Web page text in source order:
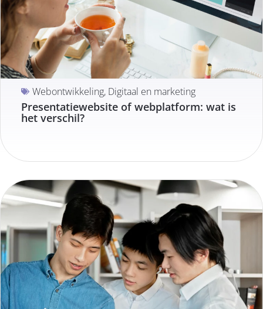
Webontwikkeling, Digitaal en marketing
Presentatiewebsite of webplatform: wat is
het verschil?